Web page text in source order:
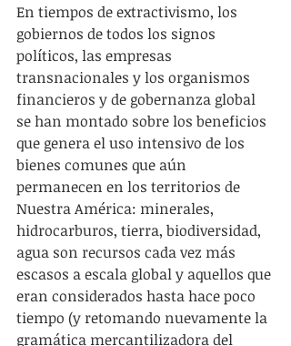
En tiempos de extractivismo, los
gobiernos de todos los signos
políticos, las empresas
transnacionales y los organismos
financieros y de gobernanza global
se han montado sobre los beneficios
que genera el uso intensivo de los
bienes comunes que aún
permanecen en los territorios de
Nuestra América: minerales,
hidrocarburos, tierra, biodiversidad,
agua son recursos cada vez más
escasos a escala global y aquellos que
eran considerados hasta hace poco
tiempo (y retomando nuevamente la
gramática mercantilizadora del